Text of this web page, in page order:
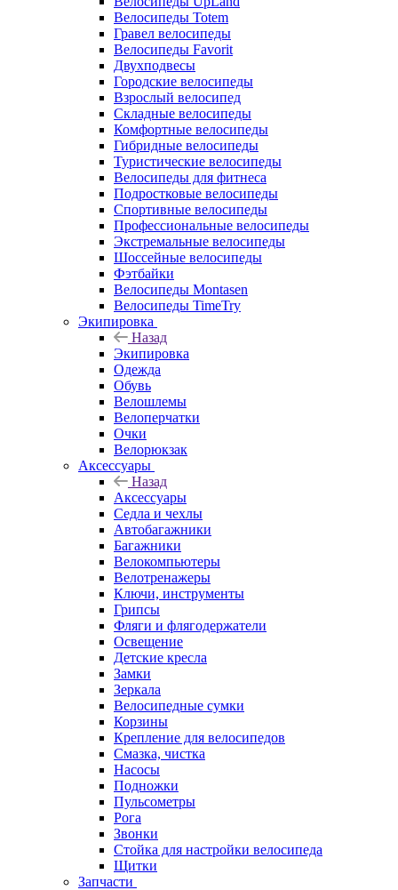
Велосипеды Totem
Гравел велосипеды
Велосипеды Favorit
Двухподвесы
Городские велосипеды
Взрослый велосипед
Складные велосипеды
Комфортные велосипеды
Гибридные велосипеды
Туристические велосипеды
Велосипеды для фитнеса
Подростковые велосипеды
Спортивные велосипеды
Профессиональные велосипеды
Экстремальные велосипеды
Шоссейные велосипеды
Фэтбайки
Велосипеды Montasen
Велосипеды TimeTry
Экипировка
Назад
Экипировка
Одежда
Обувь
Велошлемы
Велоперчатки
Очки
Велорюкзак
Аксессуары
Назад
Аксессуары
Седла и чехлы
Автобагажники
Багажники
Велокомпьютеры
Велотренажеры
Ключи, инструменты
Грипсы
Фляги и флягодержатели
Освещение
Детские кресла
Замки
Зеркала
Велосипедные сумки
Корзины
Крепление для велосипедов
Смазка, чистка
Насосы
Подножки
Пульсометры
Рога
Звонки
Стойка для настройки велосипеда
Щитки
Запчасти